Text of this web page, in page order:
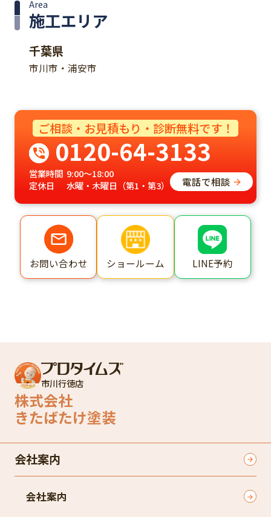
施工エリア
Area
千葉県
市川市・浦安市
ご相談・お見積もり・診断無料です！
0120-64-3133
営業時間 9:00～18:00
定休日
水曜・木曜日（第1・第3） 電話で相談
お問い合わせ ショールーム LINE予約
市川行徳店
株式会社
きたばたけ塗装
会社案内
会社案内